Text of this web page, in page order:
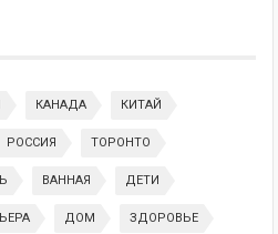
КАНАДА КИТАЙ
РОССИЯ ТОРОНТО
ВАННАЯ ДЕТИ
ДОМ ЗДОРОВЬЕ